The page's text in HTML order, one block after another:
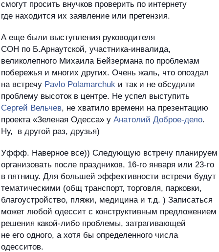
смогут просить внучков проверить по интернету
где находится их заявление или претензия.
А еще были выступления руководителя
СОН по Б.Арнаутской, участника-инвалида,
великолепного Михаила Бейзермана по проблемам
побережья и многих других. Очень жаль, что опоздал
на встречу Pavlo Polamarchuk и так и не обсудили
проблему высоток в центре. Не успел выступить
Сергей Вельчев, не хватило времени на презентацию
проекта «Зеленая Одесса» у Анатолий Доброе-дело.
Ну, в другой раз, друзья)
Уффф. Наверное все)) Следующую встречу планируем
организовать после праздников, 16-го января или 23-го
в пятницу. Для большей эффективности встречи будут
тематическими (общ транспорт, торговля, парковки,
благоустройство, пляжи, медицина и т.д. ) Записаться
может любой одессит с конструктивным предложением
решения какой-либо проблемы, затрагивающей
не его одного, а хотя бы определенного числа
одесситов.